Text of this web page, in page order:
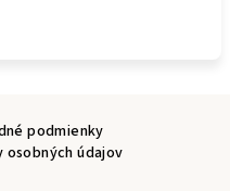
podmienky
osobných údajov